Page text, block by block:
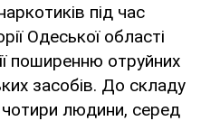
під час
Одеської області
поширенню отруйних
засобів. До складу
людини, серед